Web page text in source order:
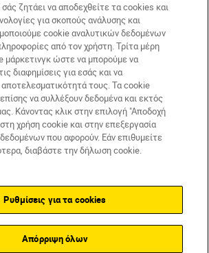
Sites
μαζί μας
Δήλωση περί απορρήτου
Δήλωση cookie
Ρυθμίσεις cookie
Back to top
ζητάει να αποδεχθείτε τα cookies και
για σκοπούς ανάλυσης και
cookie αναλυτικών δεδομένων
από τον χρήστη. Τρίτα μέρη
μάρκετινγκ ώστε να μπορούμε να
διαφημίσεις για εσάς και να
τους. Τα cookie
να συλλέξουν δεδομένα και εκτός
Κάνοντας κλικ στην επιλογή "Αποδοχή
χρήση cookie και στην επεξεργασία
που αφορούν. Εάν επιθυμείτε
διαβάστε την δήλωση cookie.
Ρυθμίσεις για τα cookies
Απόρριψη όλων